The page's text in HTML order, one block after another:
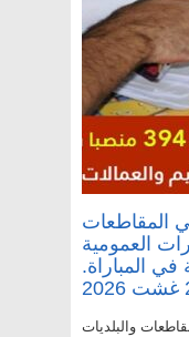
المقاطعات
العمومية
في المباراة.
والبلديات